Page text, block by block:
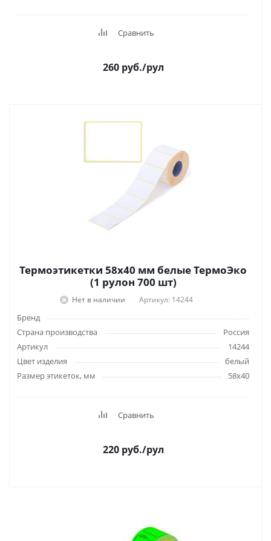
Сравнить
260руб./рул
Термоэтикетки 58х40 мм белые ТермоЭко
(1 рулон 700 шт)
Нет в наличии Артикул: 14244
Бренд
Страна производства
Россия
Артикул
14244
Цвет изделия
белый
Размер этикеток, мм
58х40
Сравнить
220 руб./рул